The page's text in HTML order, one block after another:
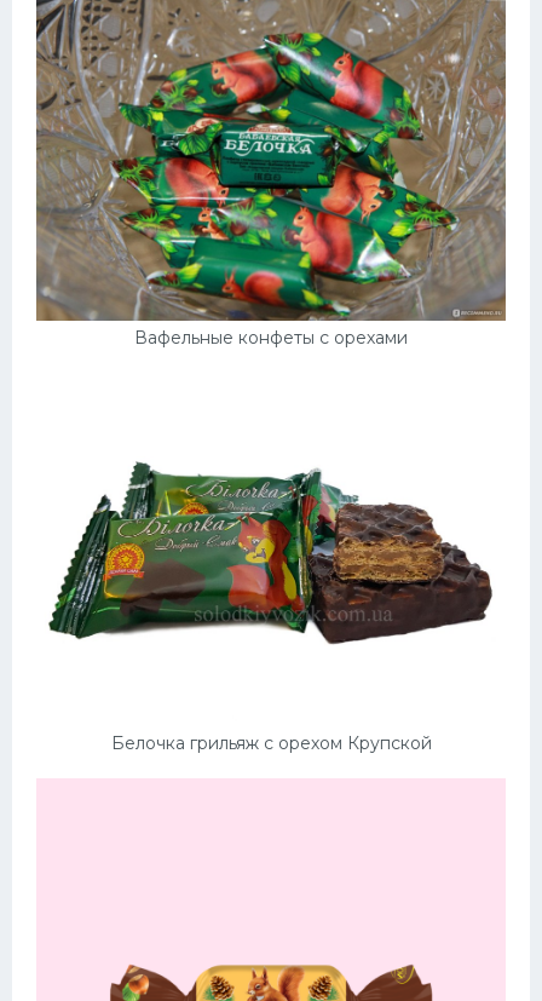
Вафельные конфеты с орехами
Белочка грильяж с орехом Крупской